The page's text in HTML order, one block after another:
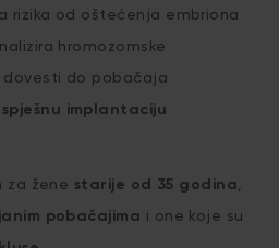
rizika od oštećenja embriona
hromozomske
dovesti do pobačaja
implantaciju
za žene starije od 35 godina
pobačajima i one koje su